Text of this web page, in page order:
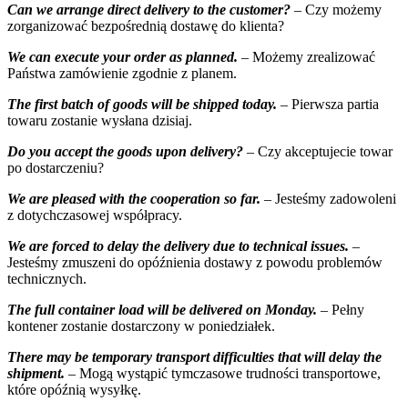
Can we arrange direct delivery to the customer? – Czy możemy
zorganizować bezpośrednią dostawę do klienta?
We can execute your order as planned. – Możemy zrealizować
Państwa zamówienie zgodnie z planem.
The first batch of goods will be shipped today. – Pierwsza partia
towaru zostanie wysłana dzisiaj.
Do you accept the goods upon delivery? – Czy akceptujecie towar
po dostarczeniu?
We are pleased with the cooperation so far. – Jesteśmy zadowoleni
z dotychczasowej współpracy.
We are forced to delay the delivery due to technical issues. –
Jesteśmy zmuszeni do opóźnienia dostawy z powodu problemów
technicznych.
The full container load will be delivered on Monday. – Pełny
kontener zostanie dostarczony w poniedziałek.
There may be temporary transport difficulties that will delay the
shipment. – Mogą wystąpić tymczasowe trudności transportowe,
które opóźnią wysyłkę.